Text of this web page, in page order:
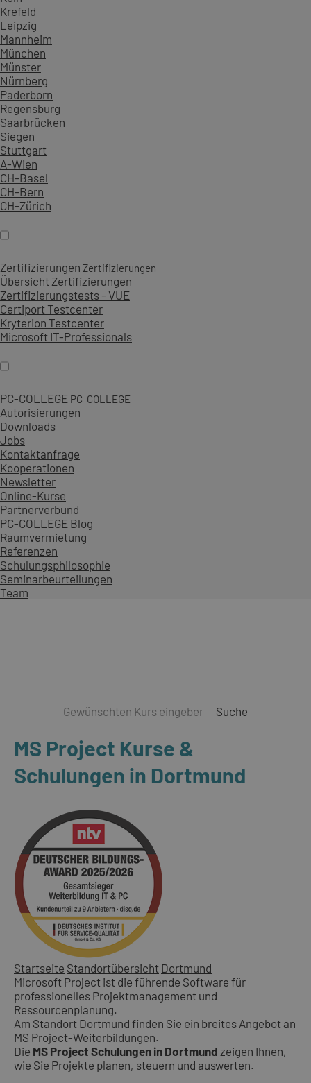
Krefeld
Leipzig
Mannheim
München
Münster
Nürnberg
Paderborn
Regensburg
Saarbrücken
Siegen
Stuttgart
A-Wien
CH-Basel
CH-Bern
CH-Zürich
Zertifizierungen Zertifizierungen
Übersicht Zertifizierungen
Zertifizierungstests - VUE
Certiport Testcenter
Kryterion Testcenter
Microsoft IT-Professionals
PC-COLLEGE PC-COLLEGE
Autorisierungen
Downloads
Jobs
Kontaktanfrage
Kooperationen
Newsletter
Online-Kurse
Partnerverbund
PC-COLLEGE Blog
Raumvermietung
Referenzen
Schulungsphilosophie
Seminarbeurteilungen
Team
Suche
MS Project Kurse &
Schulungen in Dortmund
Startseite Standortübersicht Dortmund
Microsoft Project ist die führende Software für
professionelles Projektmanagement und
Ressourcenplanung.
Am Standort Dortmund finden Sie ein breites Angebot an
MS Project-Weiterbildungen.
Die MS Project Schulungen in Dortmund zeigen Ihnen,
wie Sie Projekte planen, steuern und auswerten.